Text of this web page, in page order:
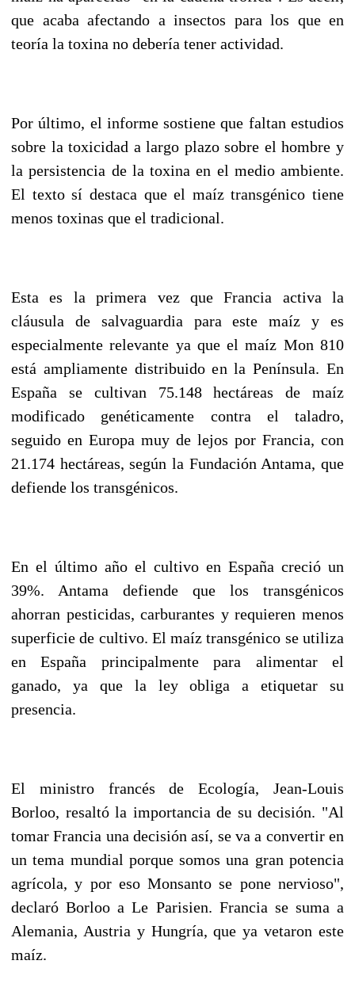
que acaba afectando a insectos para los que en
teoría la toxina no debería tener actividad.
Por último, el informe sostiene que faltan estudios
sobre la toxicidad a largo plazo sobre el hombre y
la persistencia de la toxina en el medio ambiente.
El texto sí destaca que el maíz transgénico tiene
menos toxinas que el tradicional.
Esta es la primera vez que Francia activa la
cláusula de salvaguardia para este maíz y es
especialmente relevante ya que el maíz Mon 810
está ampliamente distribuido en la Península. En
España se cultivan 75.148 hectáreas de maíz
modificado genéticamente contra el taladro,
seguido en Europa muy de lejos por Francia, con
21.174 hectáreas, según la Fundación Antama, que
defiende los transgénicos.
En el último año el cultivo en España creció un
39%. Antama defiende que los transgénicos
ahorran pesticidas, carburantes y requieren menos
superficie de cultivo. El maíz transgénico se utiliza
en España principalmente para alimentar el
ganado, ya que la ley obliga a etiquetar su
presencia.
El ministro francés de Ecología, Jean-Louis
Borloo, resaltó la importancia de su decisión. "Al
tomar Francia una decisión así, se va a convertir en
un tema mundial porque somos una gran potencia
agrícola, y por eso Monsanto se pone nervioso",
declaró Borloo a Le Parisien. Francia se suma a
Alemania, Austria y Hungría, que ya vetaron este
maíz.